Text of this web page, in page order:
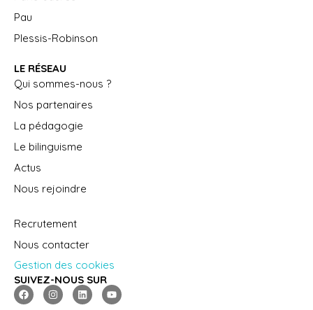
Pau
Plessis-Robinson
LE RÉSEAU
Qui sommes-nous ?
Nos partenaires
La pédagogie
Le bilinguisme
Actus
Nous rejoindre
Recrutement
Nous contacter
Gestion des cookies
SUIVEZ-NOUS SUR